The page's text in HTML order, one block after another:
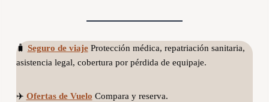
🧳 Seguro de viajeProtección médica, repatriación sanitaria,
asistencia legal, cobertura por pérdida de equipaje.
✈️ Ofertas de Vuelo Compara y reserva.